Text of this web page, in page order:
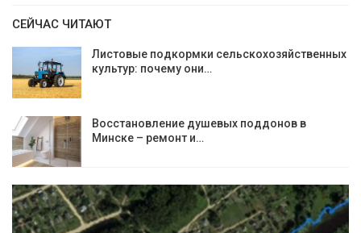
СЕЙЧАС ЧИТАЮТ
Листовые подкормки сельскохозяйственных
культур: почему они…
Восстановление душевых поддонов в
Минске – ремонт и…